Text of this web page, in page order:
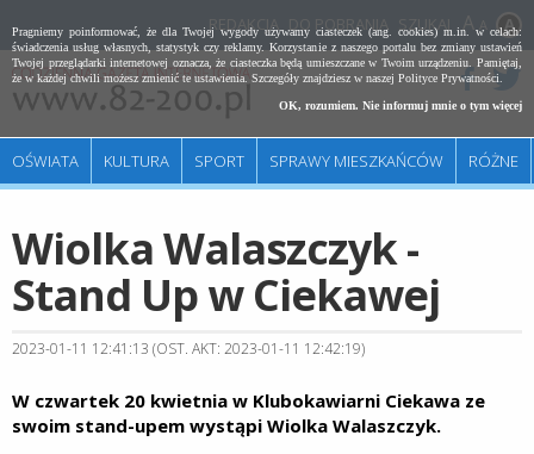
Pragniemy poinformować, że dla Twojej wygody używamy ciasteczek (ang. cookies) m.in. w celach:
świadczenia usług własnych, statystyk czy reklamy. Korzystanie z naszego portalu bez zmiany ustawień
Twojej przeglądarki internetowej oznacza, że ciasteczka będą umieszczane w Twoim urządzeniu. Pamiętaj,
że w każdej chwili możesz zmienić te ustawienia. Szczegóły znajdziesz w naszej Polityce Prywatności
OK, rozumiem. Nie informuj mnie o tym więcej
REDAKCJA DO POBRANIA SZUKAJ A
OŚWIATA KULTURA SPORT SPRAWY MIESZKAŃCÓW RÓŻNE
Wiolka Walaszczyk -
Stand Up w Ciekawej
2023-01-11 12:41:13 (OST. AKT: 2023-01-11 12:42:19)
W czwartek 20 kwietnia w Klubokawiarni Ciekawa ze
swoim stand-upem wystąpi Wiolka Walaszczyk.